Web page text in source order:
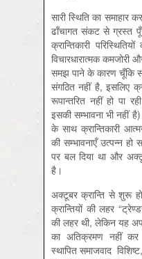
सारी स्थिति का समाहार
ढाँचागत संकट से ग्रस्त
क्रान्तिकारी
विचारधारात्मक कमजोरी
समझ पाने के कारण चूँकि
संगठित नहीं है, इसलिए
रूपान्तरित नहीं हो पा
इसकी सम्भावना भी नहीं
के साथ क्रान्तिकारी
की सम्भावनाएँ उत्पन्न
पर बल दिया था और
है।
अक्टूबर क्रान्ति से शुरू
क्रान्तियों की लहर
की लहर थी, लेकिन यह
का अतिक्रमण नहीं
स्थापित समाजवाद